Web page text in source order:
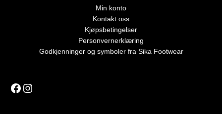
Min konto
Kontakt oss
Kjøpsbetingelser
Personvernerklæring
Godkjenninger og symboler fra Sika Footwear
Facebook
Instagram